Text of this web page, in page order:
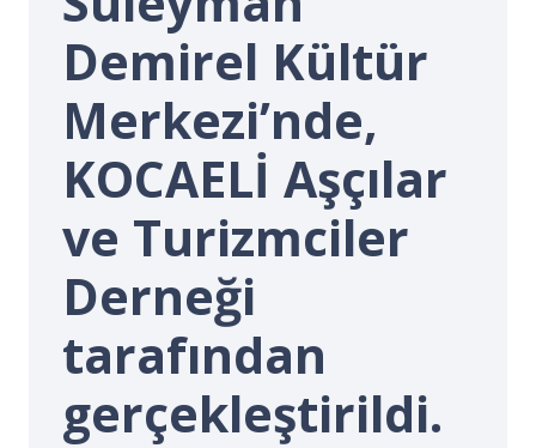
Demirel Kültür
Merkezi’nde,
KOCAELİ Aşçılar
ve Turizmciler
Derneği
tarafından
gerçekleştirildi.